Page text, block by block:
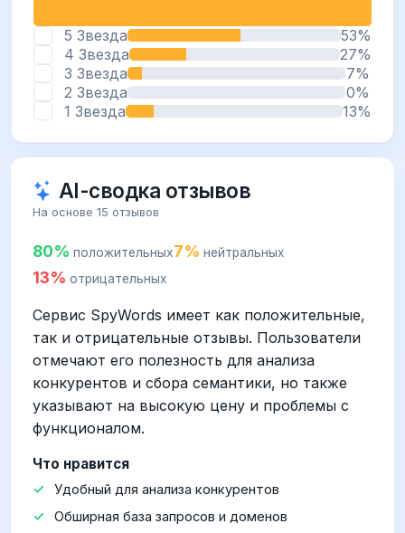
5 Звезда
53%
4 Звезда
27%
3 Звезда
7%
2 Звезда
0%
1 Звезда
13%
AI-сводка отзывов
На основе 15 отзывов
80% положительных7% нейтральных
13% отрицательных
Сервис SpyWords имеет как положительные,
так и отрицательные отзывы. Пользователи
отмечают его полезность для анализа
конкурентов и сбора семантики, но также
указывают на высокую цену и проблемы с
функционалом.
Что нравится
Удобный для анализа конкурентов
Обширная база запросов и доменов